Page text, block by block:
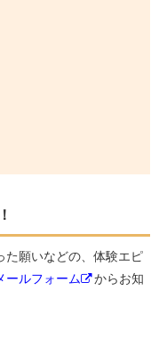
た願いなどの、体験エピ
ールフォーム
からお知